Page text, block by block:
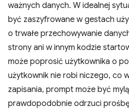
ważnych danych. W idealnej
być zaszyfrowane w gestach
o trwałe przechowywanie
strony ani w innym kodzie
może poprosić użytkownika o
użytkownik nie robi niczego, co
zapisania, prompt może być
prawdopodobnie odrzuci